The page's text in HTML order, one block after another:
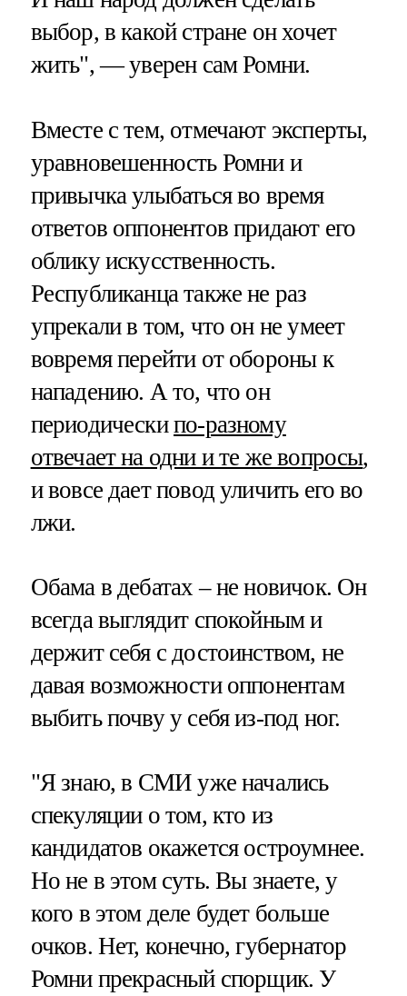
выбор, в какой стране он хочет
жить", — уверен сам Ромни.
Вместе с тем, отмечают эксперты,
уравновешенность Ромни и
привычка улыбаться во время
ответов оппонентов придают его
облику искусственность.
Республиканца также не раз
упрекали в том, что он не умеет
вовремя перейти от обороны к
нападению. А то, что он
периодическипо-разному
отвечает на одни и те же вопросы,
и вовсе дает повод уличить его во
лжи.
Обама в дебатах – не новичок. Он
всегда выглядит спокойным и
держит себя с достоинством, не
давая возможности оппонентам
выбить почву у себя из-под ног.
"Я знаю, в СМИ уже начались
спекуляции о том, кто из
кандидатов окажется остроумнее.
Но не в этом суть. Вы знаете, у
кого в этом деле будет больше
очков. Нет, конечно, губернатор
Ромни прекрасный спорщик. У